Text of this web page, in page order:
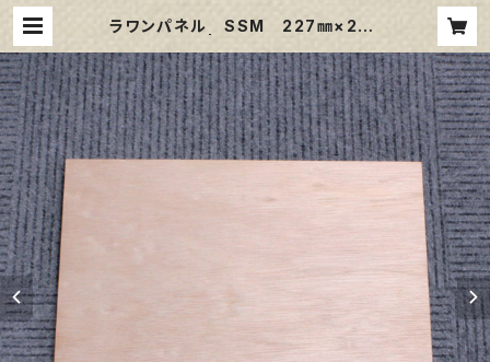
ラワンパネル SSM 227㎜×227